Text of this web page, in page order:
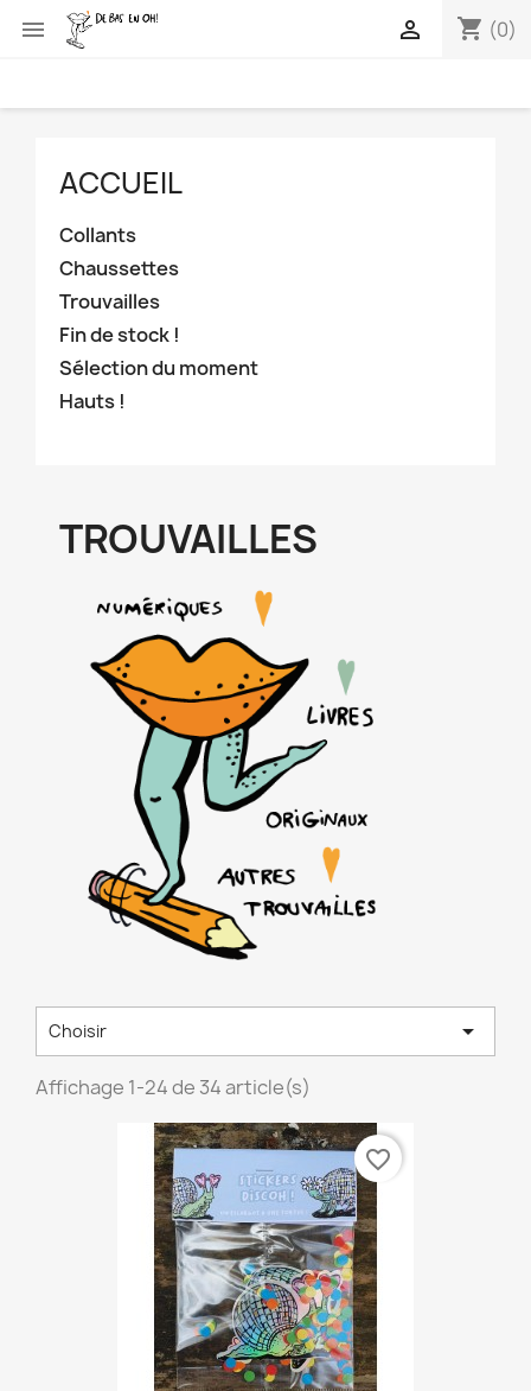
 shopping_cart (0)

ACCUEIL
Collants
Chaussettes
Trouvailles
Fin de stock !
Sélection du moment
Hauts !
TROUVAILLES
Choisir 
Affichage 1-24 de 34 article(s)
favorite_border